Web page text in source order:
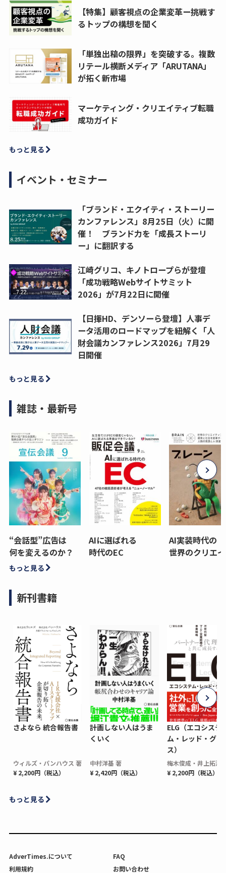
【特集】顧客視点の企業変革ー挑戦す
るトップの構想を聞く
「単独出稿の限界」を突破する。複数
リテール横断メディア「ARUTANA」
が拓く新市場
マーケティング・クリエイティブ転職
成功ガイド
もっと見る
イベント・セミナー
「ブランド・エクイティ・ストーリー
カンファレンス」8月25日（火）に開
催！ ブランド力を「成長ストーリ
ー」に翻訳する
江崎グリコ、キノトロープらが登壇
「成功戦略Webサイトサミット
2026」が7月22日に開催
【日揮HD、デンソーら登壇】人事デ
ータ活用のロードマップを紐解く「人
財会議カンファレンス2026」7月29
日開催
もっと見る
雑誌・最新号
“会話型”広告は
何を変えるのか？
AIに選ばれる
時代のEC
AI実装時代の
世界のクリエ
もっと見る
新刊書籍
さよなら 統合報告書
ウィルズ・パンハウス 著
¥ 2,200円（税込）
計画しない人はうま
くいく
中村洋基 著
¥ 2,420円（税込）
ELG（エコシステ
ム・レッド・グロ
ス）
梅木俊成・井上拓海
¥ 2,200円（税込）
もっと見る
AdverTimes.について
FAQ
利用規約
お問い合わせ